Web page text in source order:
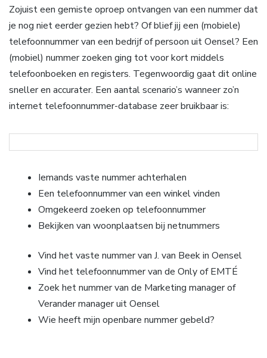
Zojuist een gemiste oproep ontvangen van een nummer dat
je nog niet eerder gezien hebt? Of blief jij een (mobiele)
telefoonnummer van een bedrijf of persoon uit Oensel? Een
(mobiel) nummer zoeken ging tot voor kort middels
telefoonboeken en registers. Tegenwoordig gaat dit online
sneller en accurater. Een aantal scenario’s wanneer zo’n
internet telefoonnummer-database zeer bruikbaar is:
Iemands vaste nummer achterhalen
Een telefoonnummer van een winkel vinden
Omgekeerd zoeken op telefoonnummer
Bekijken van woonplaatsen bij netnummers
Vind het vaste nummer van J. van Beek in Oensel
Vind het telefoonnummer van de Only of EMTÉ
Zoek het nummer van de Marketing manager of
Verander manager uit Oensel
Wie heeft mijn openbare nummer gebeld?